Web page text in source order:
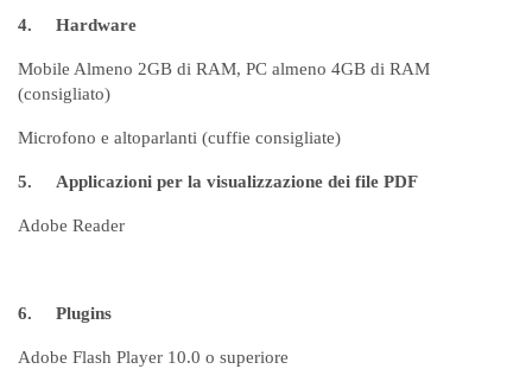
4. Hardware
Mobile Almeno 2GB di RAM, PC almeno 4GB di RAM
(consigliato)
Microfono e altoparlanti (cuffie consigliate)
5. Applicazioni per la visualizzazione dei file PDF
Adobe Reader
6. Plugins
Adobe Flash Player 10.0 o superiore